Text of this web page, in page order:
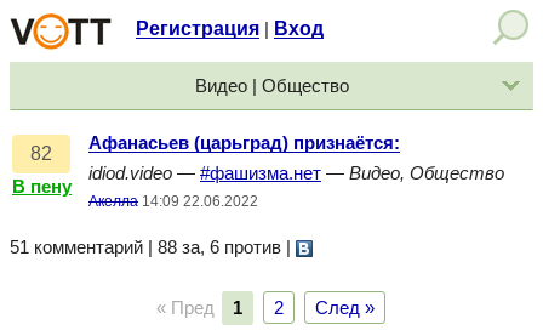
Регистрация Вход
Видео | Общество
82
В пену
Афанасьев (царьград) признаётся:
idiod.video — #фашизма.нет — Видео, Общество
Акелла 14:09 22.06.2022
51 комментарий | 88 за, 6 против
« Пред 1 2 След »